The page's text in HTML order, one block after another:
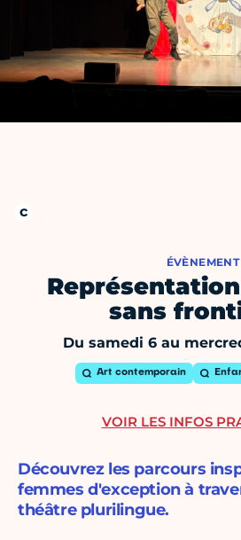
ÉVÈNEMENT
sans
Du samedi 6 au
Art contemporain
Découvrez les parcours
femmes d'exception à
théâtre plurilingue.
VOIR LES INFOS